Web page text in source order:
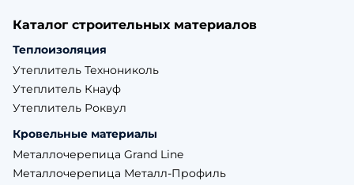
Каталог строительных материалов
Теплоизоляция
Утеплитель Технониколь
Утеплитель Кнауф
Утеплитель Роквул
Кровельные материалы
Металлочерепица Grand Line
Металлочерепица Металл-Профиль